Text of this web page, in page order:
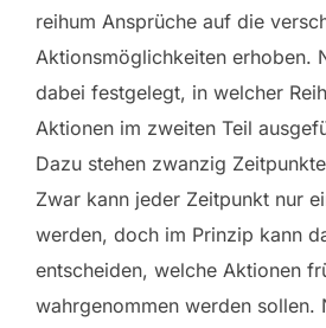
reihum Ansprüche auf die
Aktionsmöglichkeiten erhoben.
dabei festgelegt, in welcher
Aktionen im zweiten Teil
Dazu stehen zwanzig
Zwar kann jeder Zeitpunkt nur
werden, doch im Prinzip kann
entscheiden, welche Aktionen
wahrgenommen werden sollen.